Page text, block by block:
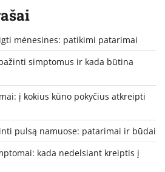
mėnesines: patikimi patarimai
simptomus ir kada būtina
į kokius kūno pokyčius atkreipti
pulsą namuose: patarimai ir būdai
kada nedelsiant kreiptis į